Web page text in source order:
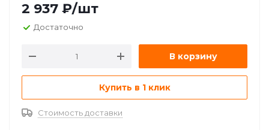
2 937 ₽/шт
Достаточно
В корзину
Купить в 1 клик
Стоимость доставки